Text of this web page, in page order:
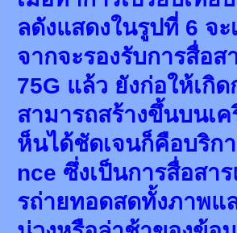
ลดังแสดงในรูปที่ 6 จ
จากจะรองรับการสื่อ
75G แล้ว ยังก่อให้เกิ
สามารถสร้างขึ้นบนเ
ห็นได้ชัดเจนก็คือบริก
nce ซึ่งเป็นการสื่อสา
รถ่ายทอดสดทั้งภาพแ